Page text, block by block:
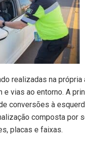
realizadas na própria
e vias ao entorno. A
conversões à
composta por
placas e faixas.